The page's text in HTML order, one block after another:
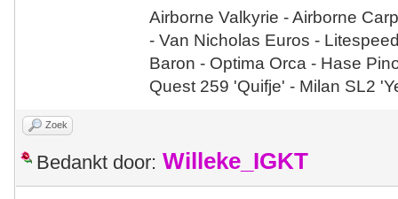
Airborne Valkyrie - Airborne
- Van Nicholas Euros -
Baron - Optima Orca - Hase
Quest 259 'Quifje' - Milan SL2
Zoek
Bedankt door: Willeke_IGKT